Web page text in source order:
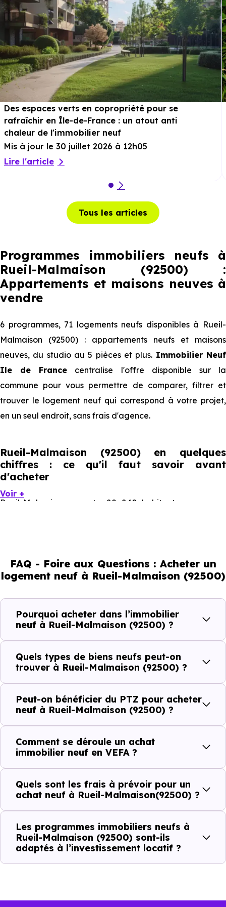
Des espaces verts en copropriété pour se
rafraîchir en Île-de-France : un atout anti
chaleur de l'immobilier neuf
Mis à jour le 30 juillet 2026 à 12h05
Lire l'article
Tous les articles
Programmes immobiliers neufs à
Rueil-Malmaison (92500) :
Appartements et maisons neuves à
vendre
6 programmes, 71 logements neufs disponibles à Rueil-
Malmaison (92500) : appartements neufs et maisons
neuves, du studio au 5 pièces et plus. Immobilier Neuf
Ile de France centralise l'offre disponible sur la
commune pour vous permettre de comparer, filtrer et
trouver le logement neuf qui correspond à votre projet,
en un seul endroit, sans frais d'agence.
Rueil-Malmaison (92500) en quelques
chiffres : ce qu'il faut savoir avant
d'acheter
Rueil-Malmaison compte 80 842 habitants, avec une
41.82 % d'adultes (dont 73.2 % d'actifs), 21.7 % de seniors,
17.29 % de jeunes et 19.19 % d'enfants. Un profil
demande locative locale et les typologies de biens les
plus recherchées.
Côté cadre de vie, Rueil-Malmaison (92500) dispose de
236 commerces, 329 professions médicales et 54
établissements scolaires. Des équipements du quotidien
qui constituent autant d'arguments concrets pour habiter
ou investir dans la commune.
Combien coûte un logement à Rueil-
Malmaison (92500) ?
C'est souvent la première question. Voici les repères de
prix à connaître pour un achat immobilier à Rueil-
Malmaison (92500) :
5 538 €
Voir +
FAQ - Foire aux Questions : Acheter un
logement neuf à Rueil-Malmaison (92500)
Pourquoi acheter dans l’immobilier
neuf à Rueil-Malmaison (92500) ?
Quels types de biens neufs peut-on
trouver à Rueil-Malmaison (92500) ?
Peut-on bénéficier du PTZ pour acheter
neuf à Rueil-Malmaison (92500) ?
Comment se déroule un achat
immobilier neuf en VEFA ?
Quels sont les frais à prévoir pour un
achat neuf à Rueil-Malmaison(92500) ?
Les programmes immobiliers neufs à
Rueil-Malmaison (92500) sont-ils
adaptés à l’investissement locatif ?